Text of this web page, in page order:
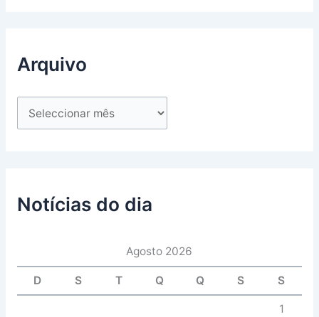
Arquivo
Notícias do dia
Agosto 2026
D S T Q Q S S
1